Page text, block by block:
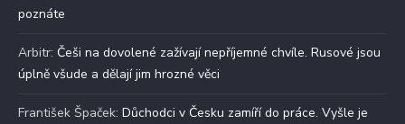
poznáte
Arbitr: Češi na dovolené zažívají nepříjemné chvíle. Rusové jsou
úplně všude a dělají jim hrozné věci
František Špaček: Důchodci v Česku zamíří do práce. Vyšle je